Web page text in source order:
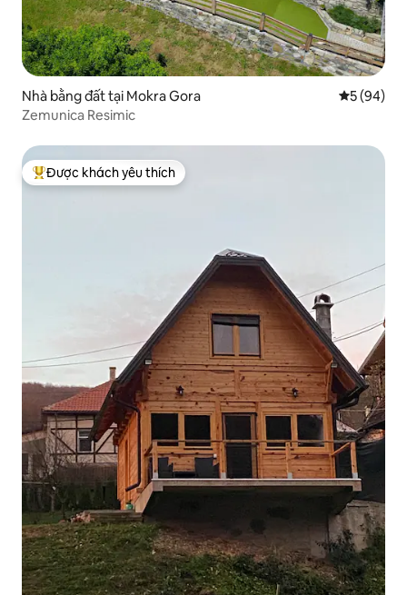
Nhà bằng đất tại Mokra Gora Xếp hạng
5 (94)
Zemunica Resimic
Được khách yêu thích nhất
Được khách yêu thích